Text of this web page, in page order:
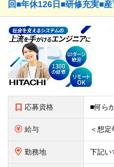
回■年休126日■研修充実■
応募資格
給与
勤務地